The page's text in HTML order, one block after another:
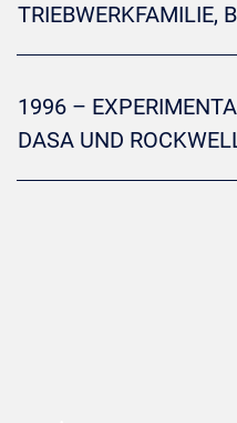
TRIEBWERKFAMILIE,
1996 –
DASA UND